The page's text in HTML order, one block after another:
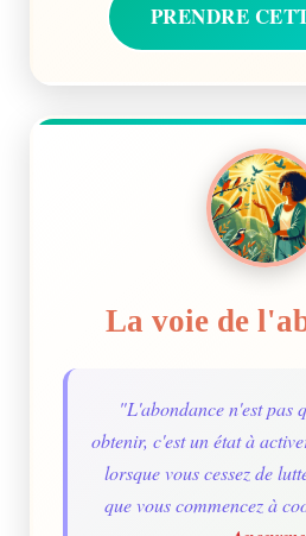
PRENDRE
La voie de
"L'abondance n'est pas
obtenir, c'est un état à
lorsque vous cessez de
que vous commencez à